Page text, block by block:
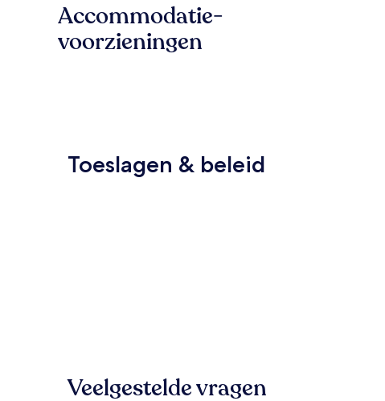
Accommodatie-
voorzieningen
Toeslagen & beleid
Veelgestelde vragen